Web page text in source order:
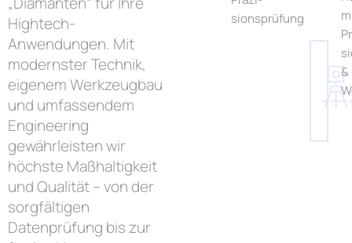
Hightech-
Anwendungen. Mit
modernster Technik,
eigenem Werkzeugbau
und umfassendem
Engineering
gewährleisten wir
höchste Maßhaltigkeit
und Qualität – von der
sorgfältigen
Datenprüfung bis zur
sionsprüfung
&